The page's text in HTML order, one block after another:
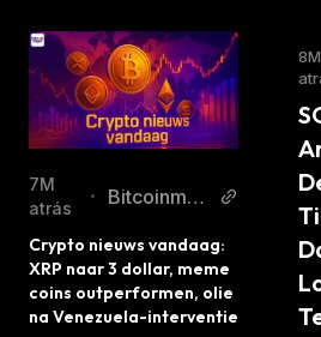
7M
atrás
•
Bitcoinmag
Crypto nieuws vandaag:
XRP naar 3 dollar, meme
coins outperformen, olie
na Venezuela-interventie
8M